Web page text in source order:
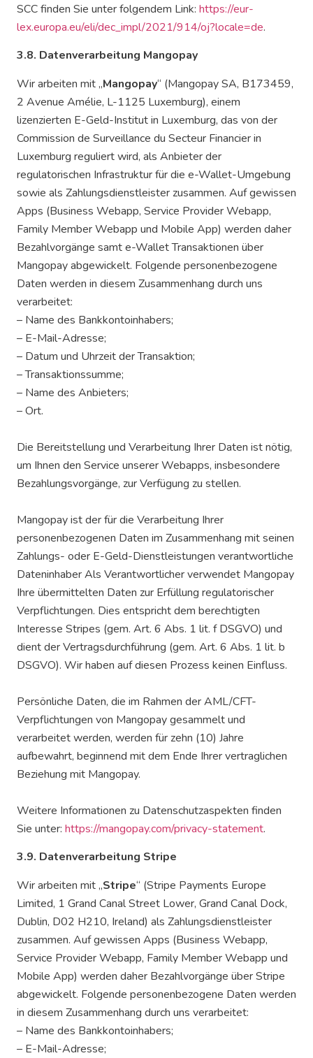
SCC finden Sie unter folgendem Link: https://eur-
lex.europa.eu/eli/dec_impl/2021/914/oj?locale=de.
3.8. Datenverarbeitung Mangopay
Wir arbeiten mit „Mangopay“ (Mangopay SA, B173459,
2 Avenue Amélie, L-1125 Luxemburg), einem
lizenzierten E-Geld-Institut in Luxemburg, das von der
Commission de Surveillance du Secteur Financier in
Luxemburg reguliert wird, als Anbieter der
regulatorischen Infrastruktur für die e-Wallet-Umgebung
sowie als Zahlungsdienstleister zusammen. Auf gewissen
Apps (Business Webapp, Service Provider Webapp,
Family Member Webapp und Mobile App) werden daher
Bezahlvorgänge samt e-Wallet Transaktionen über
Mangopay abgewickelt. Folgende personenbezogene
Daten werden in diesem Zusammenhang durch uns
verarbeitet:
– Name des Bankkontoinhabers;
– E-Mail-Adresse;
– Datum und Uhrzeit der Transaktion;
– Transaktionssumme;
– Name des Anbieters;
– Ort.
Die Bereitstellung und Verarbeitung Ihrer Daten ist nötig,
um Ihnen den Service unserer Webapps, insbesondere
Bezahlungsvorgänge, zur Verfügung zu stellen.
Mangopay ist der für die Verarbeitung Ihrer
personenbezogenen Daten im Zusammenhang mit seinen
Zahlungs- oder E-Geld-Dienstleistungen verantwortliche
Dateninhaber Als Verantwortlicher verwendet Mangopay
Ihre übermittelten Daten zur Erfüllung regulatorischer
Verpflichtungen. Dies entspricht dem berechtigten
Interesse Stripes (gem. Art. 6 Abs. 1 lit. f DSGVO) und
dient der Vertragsdurchführung (gem. Art. 6 Abs. 1 lit. b
DSGVO). Wir haben auf diesen Prozess keinen Einfluss.
Persönliche Daten, die im Rahmen der AML/CFT-
Verpflichtungen von Mangopay gesammelt und
verarbeitet werden, werden für zehn (10) Jahre
aufbewahrt, beginnend mit dem Ende Ihrer vertraglichen
Beziehung mit Mangopay.
Weitere Informationen zu Datenschutzaspekten finden
Sie unter: https://mangopay.com/privacy-statement.
3.9. Datenverarbeitung Stripe
Wir arbeiten mit „Stripe“ (Stripe Payments Europe
Limited, 1 Grand Canal Street Lower, Grand Canal Dock,
Dublin, D02 H210, Ireland) als Zahlungsdienstleister
zusammen. Auf gewissen Apps (Business Webapp,
Service Provider Webapp, Family Member Webapp und
Mobile App) werden daher Bezahlvorgänge über Stripe
abgewickelt. Folgende personenbezogene Daten werden
in diesem Zusammenhang durch uns verarbeitet:
– Name des Bankkontoinhabers;
– E-Mail-Adresse;